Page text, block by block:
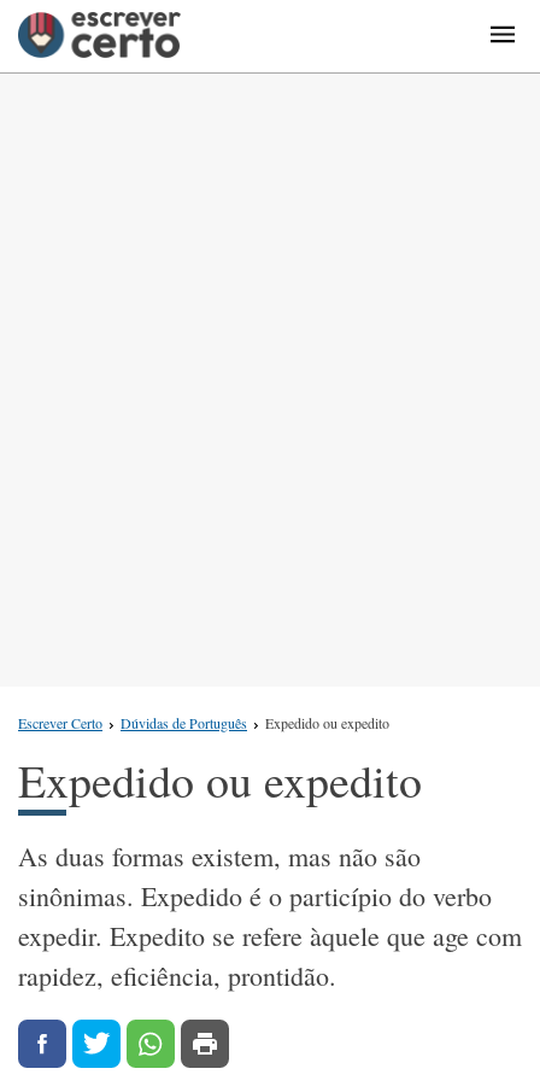
Escrever Certo Dúvidas de Português Expedido ou expedito
Expedido ou expedito
As duas formas existem, mas não são
sinônimas. Expedido é o particípio do verbo
expedir. Expedito se refere àquele que age com
rapidez, eficiência, prontidão.